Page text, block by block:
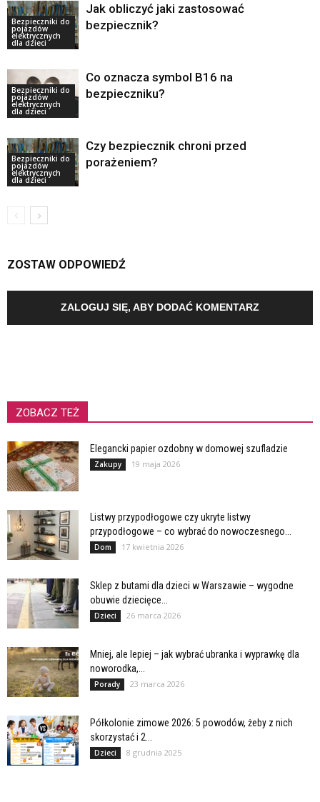
Bezpieczniki do
pojazdów
elektrycznych
dla dzieci
Jak obliczyć jaki zastosować
bezpiecznik?
Bezpieczniki do
pojazdów
elektrycznych
dla dzieci
Co oznacza symbol B16 na
bezpieczniku?
Bezpieczniki do
pojazdów
elektrycznych
dla dzieci
Czy bezpiecznik chroni przed
porażeniem?
ZOSTAW ODPOWIEDŹ
ZALOGUJ SIĘ, ABY DODAĆ KOMENTARZ
ZOBACZ TEŻ
Elegancki papier ozdobny w domowej szufladzie
Zakupy 19 maja 2026
Listwy przypodłogowe czy ukryte listwy
przypodłogowe – co wybrać do nowoczesnego...
Dom 17 kwietnia 2026
Sklep z butami dla dzieci w Warszawie – wygodne
obuwie dziecięce...
Dzieci 26 marca 2026
Mniej, ale lepiej – jak wybrać ubranka i wyprawkę dla
noworodka,...
Porady 23 marca 2026
Półkolonie zimowe 2026: 5 powodów, żeby z nich
skorzystać i 2...
Dzieci 8 grudnia 2025